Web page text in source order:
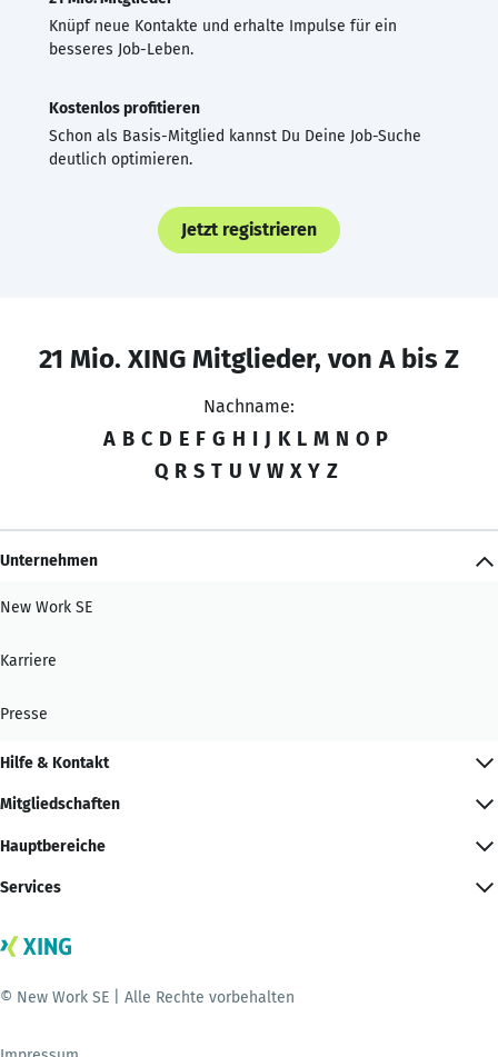
Knüpf neue Kontakte und erhalte Impulse für ein
besseres Job-Leben.
Kostenlos profitieren
Schon als Basis-Mitglied kannst Du Deine Job-Suche
deutlich optimieren.
Jetzt registrieren
21 Mio. XING Mitglieder, von A bis Z
Nachname:
A B C D E F G H I J K L M N O P
Q R S T U V W X Y Z
Unternehmen
New Work SE
Karriere
Presse
Hilfe & Kontakt
Mitgliedschaften
Hauptbereiche
Services
© New Work SE | Alle Rechte vorbehalten